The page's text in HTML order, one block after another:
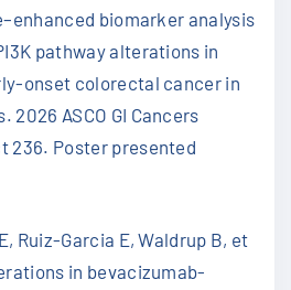
biomarker analysis
pathway alterations in
onset colorectal cancer in
ASCO GI Cancers
236. Poster presented
Ruiz-Garcia E, Waldrup B, et
in bevacizumab-